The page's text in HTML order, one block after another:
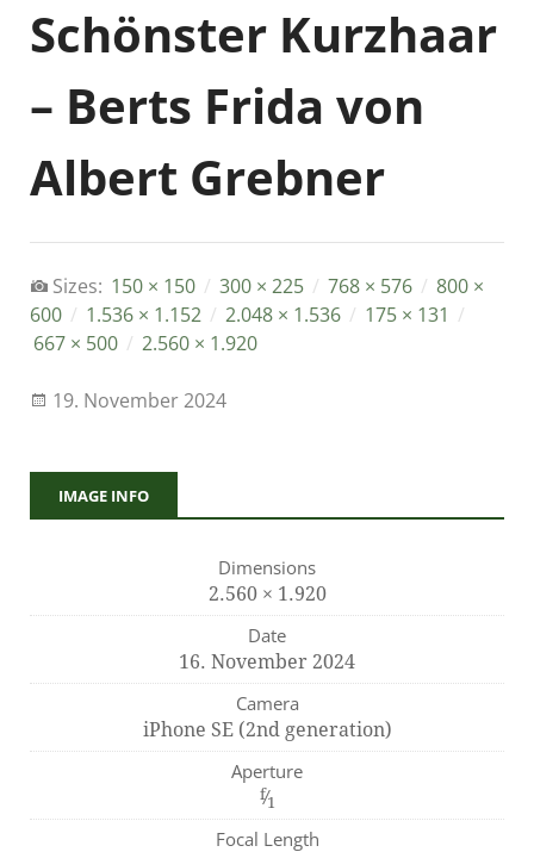
Schönster Kurzhaar
– Berts Frida von
Albert Grebner
Sizes: 150 × 150 / 300 × 225 / 768 × 576 / 800 ×
600 / 1.536 × 1.152 / 2.048 × 1.536 / 175 × 131 /
667 × 500 / 2.560 × 1.920
19. November 2024
IMAGE INFO
Dimensions
2.560 × 1.920
Date
16. November 2024
Camera
iPhone SE (2nd generation)
Aperture
f⁄1
Focal Length